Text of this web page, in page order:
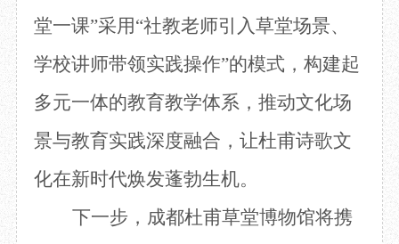
堂一课”采用“社教老师引入草堂场景、
学校讲师带领实践操作”的模式，构建起
多元一体的教育教学体系，推动文化场
景与教育实践深度融合，让杜甫诗歌文
化在新时代焕发蓬勃生机。
下一步，成都杜甫草堂博物馆将携